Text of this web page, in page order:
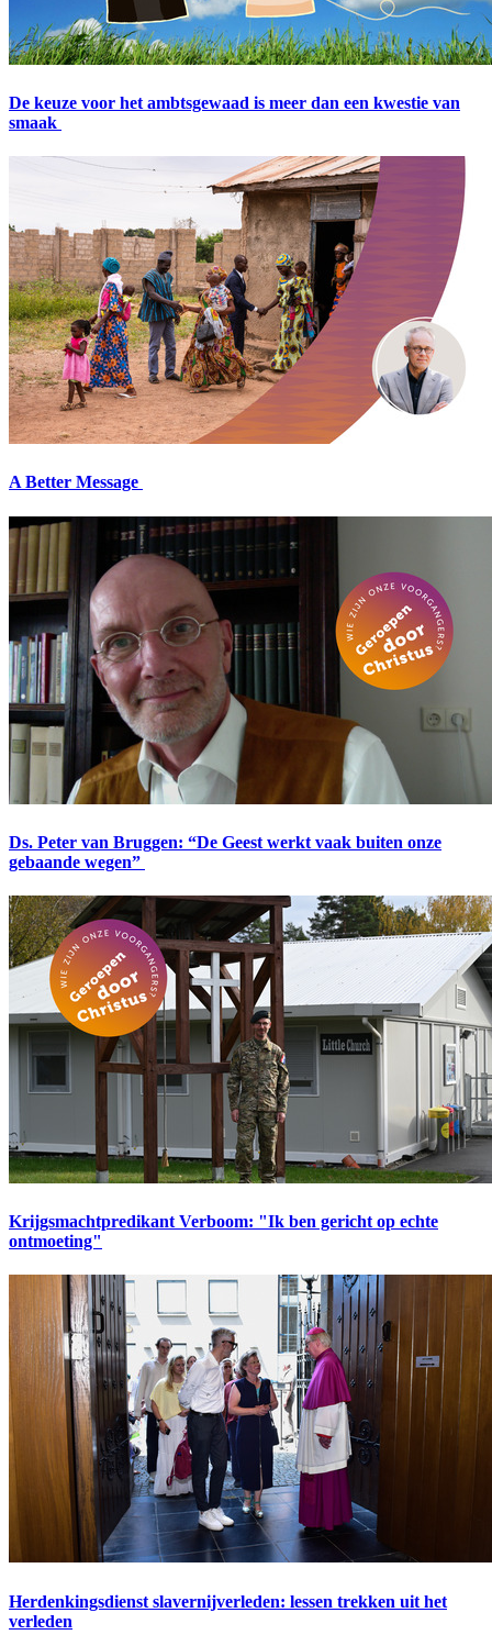
De keuze voor het ambtsgewaad is meer dan een kwestie van
smaak
A Better Message
Ds. Peter van Bruggen: “De Geest werkt vaak buiten onze
gebaande wegen”
Krijgsmachtpredikant Verboom: "Ik ben gericht op echte
ontmoeting"
Herdenkingsdienst slavernijverleden: lessen trekken uit het
verleden